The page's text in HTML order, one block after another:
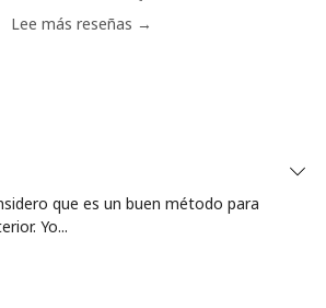
Lee más reseñas →
que es un buen método para
Yo...